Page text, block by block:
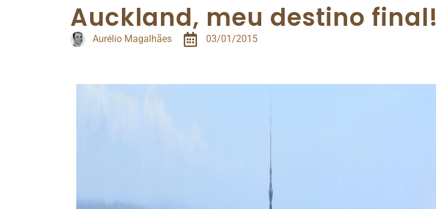
Auckland, meu destino final!
Aurélio Magalhães 03/01/2015